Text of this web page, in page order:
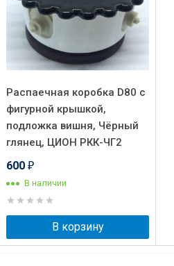
Распаечная коробка D80 с
фигурной крышкой,
подложка вишня, Чёрный
глянец, ЦИОН РКК-ЧГ2
600 ₽
В наличии
В корзину